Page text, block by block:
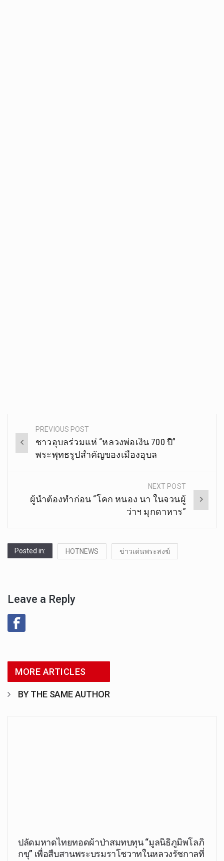
Post
navigation
PREVIOUS POST
ชาวอุบลร่วมแห่ “หลวงพ่อเงิน 700 ปี”
พระพุทธรูปสำคัญของเมืองอุบล
NEXT POST
ผู้นำต้องทำก่อน “โคก หนอง นา ในจวนผู้
ว่าฯ มุกดาหาร”
Posted in: HOTNEWS ข่าวเด่นพระสงฆ์
Leave a Reply
MORE ARTICLES
BY THE SAME AUTHOR
ปลัดมหาดไทยทอดผ้าป่าสมทบทุน “มูลนิธิภูมิพโลภิ
กขุ” เพื่อสืบสานพระบรมราโชวาทในหลวงรัชกาลที่